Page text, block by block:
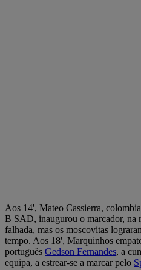
Aos 14', Mateo Cassierra,
B SAD, inaugurou o marcador, na
falhada, mas os moscovitas
tempo. Aos 18', Marquinhos
português Gedson Fernandes, a
equipa, a estrear-se a marcar pelo